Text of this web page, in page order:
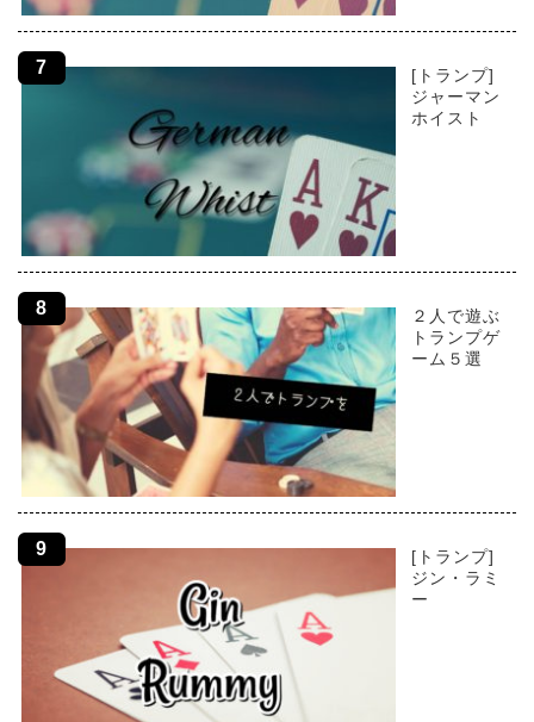
[トランプ]
ジャーマン
ホイスト
２人で遊ぶ
トランプゲ
ーム５選
[トランプ]
ジン・ラミ
ー